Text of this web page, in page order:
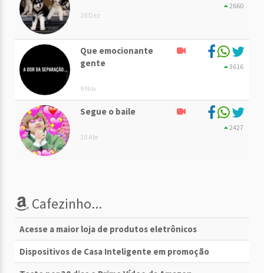
28 Dez
2660
Que emocionante
gente
9 Nov
3616
Segue o baile
10 Abr
2427
Cafezinho...
Acesse a maior loja de produtos eletrônicos
Dispositivos de Casa Inteligente em promoção